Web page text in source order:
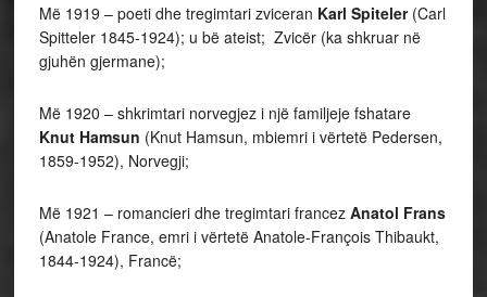
Më 1919 – poeti dhe tregimtari zviceran Karl Spiteler (Carl
Spitteler 1845-1924); u bë ateist; Zvicër (ka shkruar në
gjuhën gjermane);
Më 1920 – shkrimtari norvegjez i një familjeje fshatare
Knut Hamsun (Knut Hamsun, mbiemri i vërtetë Pedersen,
1859-1952), Norvegji;
Më 1921 – romancieri dhe tregimtari francez Anatol Frans
(Anatole France, emri i vërtetë Anatole-François Thibaukt,
1844-1924), Francë;